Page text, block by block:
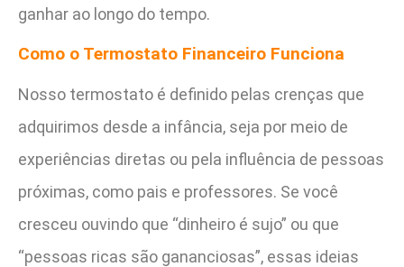
ganhar ao longo do tempo.
Como o Termostato Financeiro Funciona
Nosso termostato é definido pelas crenças que
adquirimos desde a infância, seja por meio de
experiências diretas ou pela influência de pessoas
próximas, como pais e professores. Se você
cresceu ouvindo que “dinheiro é sujo” ou que
“pessoas ricas são gananciosas”, essas ideias